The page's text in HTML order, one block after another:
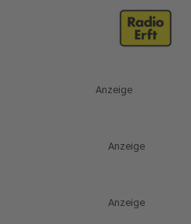
Anzeige
Anzeige
Anzeige